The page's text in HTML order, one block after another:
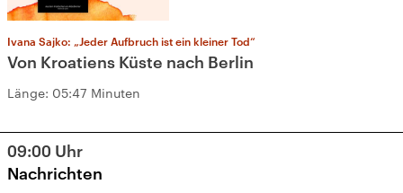
Ivana Sajko: „Jeder Aufbruch ist ein kleiner Tod“
Von Kroatiens Küste nach Berlin
Länge: 05:47 Minuten
09:00 Uhr
Nachrichten